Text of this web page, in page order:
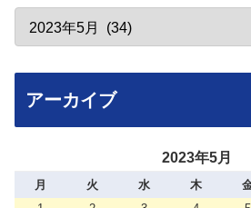
アーカイブ
2023年5月
月 火 水 木